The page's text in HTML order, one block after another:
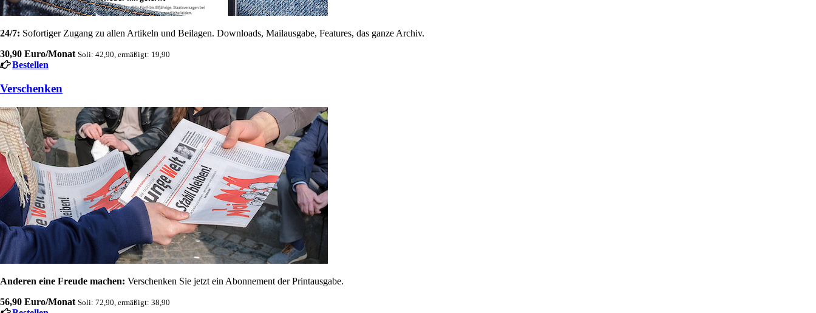
24/7: Sofortiger Zugang zu allen Artikeln und Beilagen. Downloads, Mailausgabe, Features, das ganze Archiv.
30,90 Euro/Monat Soli: 42,90, ermäßigt: 19,90
Bestellen
Verschenken
Anderen eine Freude machen: Verschenken Sie jetzt ein Abonnement der Printausgabe.
56,90 Euro/Monat Soli: 72,90, ermäßigt: 38,90